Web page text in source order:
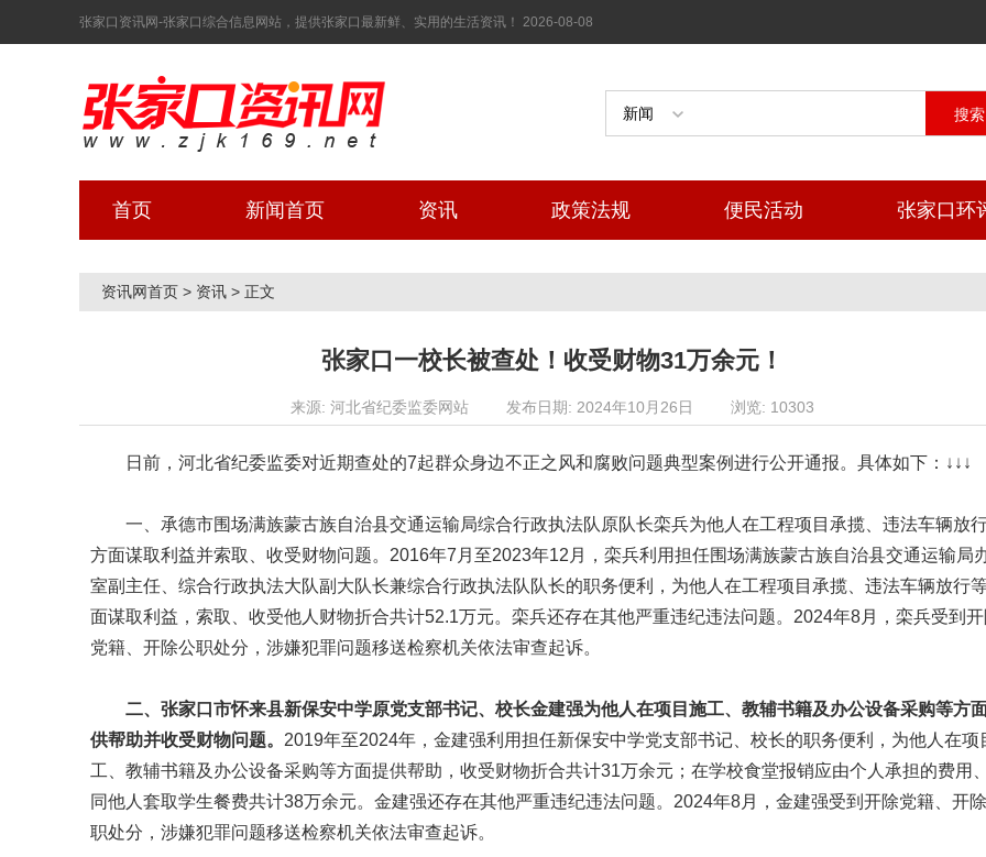
张家口资讯网-张家口综合信息网站，提供张家口最新鲜、实用的生活资讯！ 2026-08-08
搜索
首页 新闻首页 资讯 政策法规 便民活动 张家口环
资讯网首页 > 资讯 > 正文
张家口一校长被查处！收受财物31万余元！
来源: 河北省纪委监委网站 发布日期: 2024年10月26日 浏览: 10303
日前，河北省纪委监委对近期查处的7起群众身边不正之风和腐败问题典型案例进行公开通报。具体如下：↓↓↓
一、承德市围场满族蒙古族自治县交通运输局综合行政执法队原队长栾兵为他人在工程项目承揽、违法车辆放
方面谋取利益并索取、收受财物问题。2016年7月至2023年12月，栾兵利用担任围场满族蒙古族自治县交通运输局
室副主任、综合行政执法大队副大队长兼综合行政执法队队长的职务便利，为他人在工程项目承揽、违法车辆放行
面谋取利益，索取、收受他人财物折合共计52.1万元。栾兵还存在其他严重违纪违法问题。2024年8月，栾兵受到开
党籍、开除公职处分，涉嫌犯罪问题移送检察机关依法审查起诉。
二、张家口市怀来县新保安中学原党支部书记、校长金建强为他人在项目施工、教辅书籍及办公设备采购等方
供帮助并收受财物问题。 2019年至2024年，金建强利用担任新保安中学党支部书记、校长的职务便利，为他人在项
工、教辅书籍及办公设备采购等方面提供帮助，收受财物折合共计31万余元；在学校食堂报销应由个人承担的费用
同他人套取学生餐费共计38万余元。金建强还存在其他严重违纪违法问题。2024年8月，金建强受到开除党籍、开
职处分，涉嫌犯罪问题移送检察机关依法审查起诉。